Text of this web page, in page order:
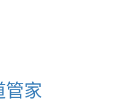
管家